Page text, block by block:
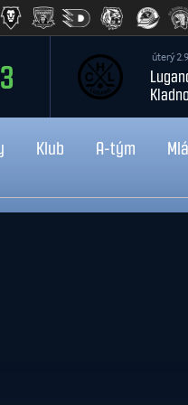
úterý
Kladno
Klub A-tým